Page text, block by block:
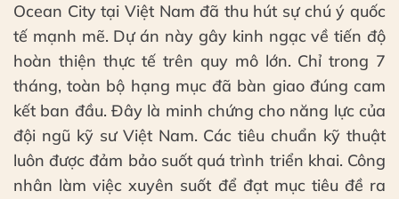
Ocean City tại Việt Nam đã thu hút sự chú ý quốc
tế mạnh mẽ. Dự án này gây kinh ngạc về tiến độ
hoàn thiện thực tế trên quy mô lớn. Chỉ trong 7
tháng, toàn bộ hạng mục đã bàn giao đúng cam
kết ban đầu. Đây là minh chứng cho năng lực của
đội ngũ kỹ sư Việt Nam. Các tiêu chuẩn kỹ thuật
luôn được đảm bảo suốt quá trình triển khai. Công
nhân làm việc xuyên suốt để đạt mục tiêu đề ra